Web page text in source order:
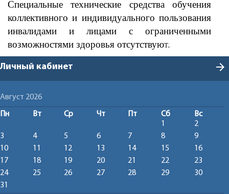
Специальные технические средства обучения
коллективного и индивидуального пользования
инвалидами и лицами с ограниченными
возможностями здоровья отсутствуют.
Личный кабинет arrow_forward
Август 2026
Пн Вт Ср Чт Пт Сб
Вс
1
2
3
4 5 6 7 8
9
10
11 12 13 14 15
16
17
18 19 20 21 22
23
24
25 26 27 28 29
30
31